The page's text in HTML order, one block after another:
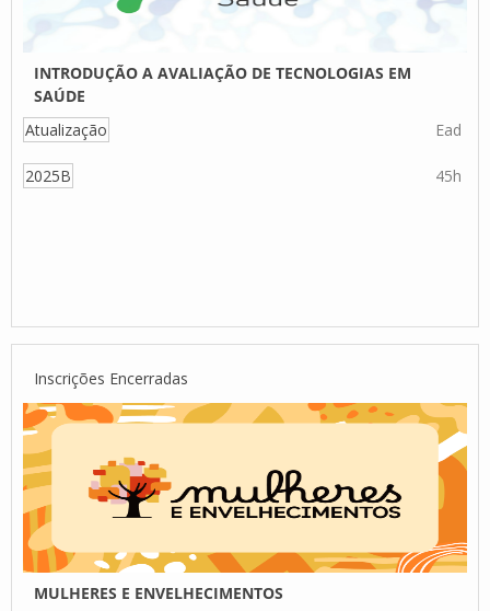
INTRODUÇÃO A AVALIAÇÃO DE TECNOLOGIAS EM
SAÚDE
Atualização
Ead
2025B 45h
Inscrições Encerradas
MULHERES E ENVELHECIMENTOS